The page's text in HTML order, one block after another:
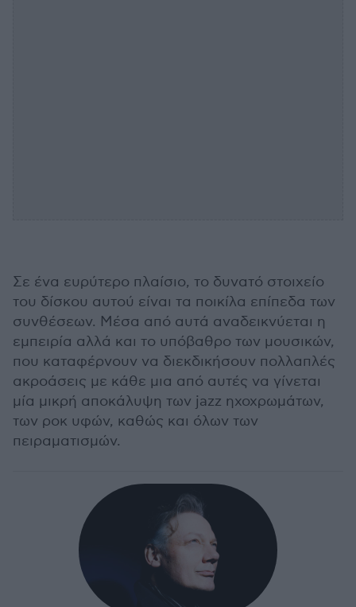
Σε ένα ευρύτερο πλαίσιο, το δυνατό στοιχείο
του δίσκου αυτού είναι τα ποικίλα επίπεδα των
συνθέσεων. Μέσα από αυτά αναδεικνύεται η
εμπειρία αλλά και το υπόβαθρο των μουσικών,
που καταφέρνουν να διεκδικήσουν πολλαπλές
ακροάσεις με κάθε μια από αυτές να γίνεται
μία μικρή αποκάλυψη των jazz ηχοχρωμάτων,
των ροκ υφών, καθώς και όλων των
πειραματισμών.